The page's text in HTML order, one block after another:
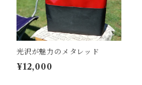
バッグインバッグ
キーホルダー
光沢が魅力のメタレッド
¥12,000